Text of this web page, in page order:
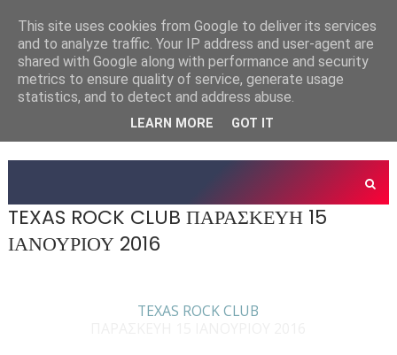
TEXAS ROCK CLUB ΠΑΡΑΣΚΕΥΗ 15
ΙΑΝΟΥΡΙΟΥ 2016
TEXAS ROCK CLUB
This site uses cookies from Google to deliver its services
and to analyze traffic. Your IP address and user-agent are
shared with Google along with performance and security
metrics to ensure quality of service, generate usage
statistics, and to detect and address abuse.
LEARN MORE GOT IT